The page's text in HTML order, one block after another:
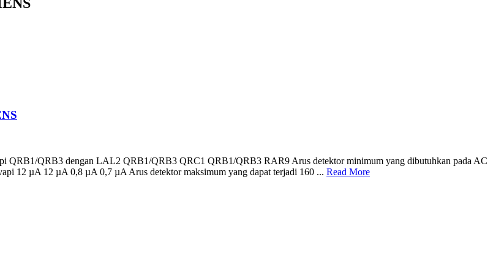
QRB3 dengan LAL2 QRB1/QRB3 QRC1 QRB1/QRB3 RAR9 Arus detektor minimum yang dibutuhkan pada AC
12 µA 12 µA 0,8 µA 0,7 µA Arus detektor maksimum yang dapat terjadi 160 ... Read More